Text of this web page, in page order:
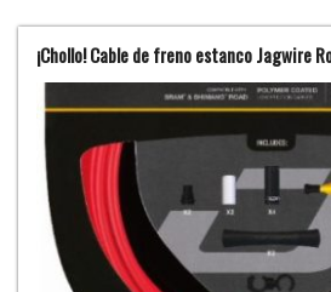
¡Chollo! Cable de freno estanco Jagwire